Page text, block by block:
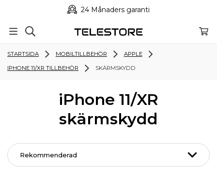
24 Månaders garanti
STARTSIDA MOBILTILLBEHÖR APPLE
IPHONE 11/XR TILLBEHÖR SKÄRMSKYDD
iPhone 11/XR
skärmskydd